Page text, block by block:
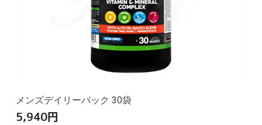
メンズデイリーパック 30袋
5,940円